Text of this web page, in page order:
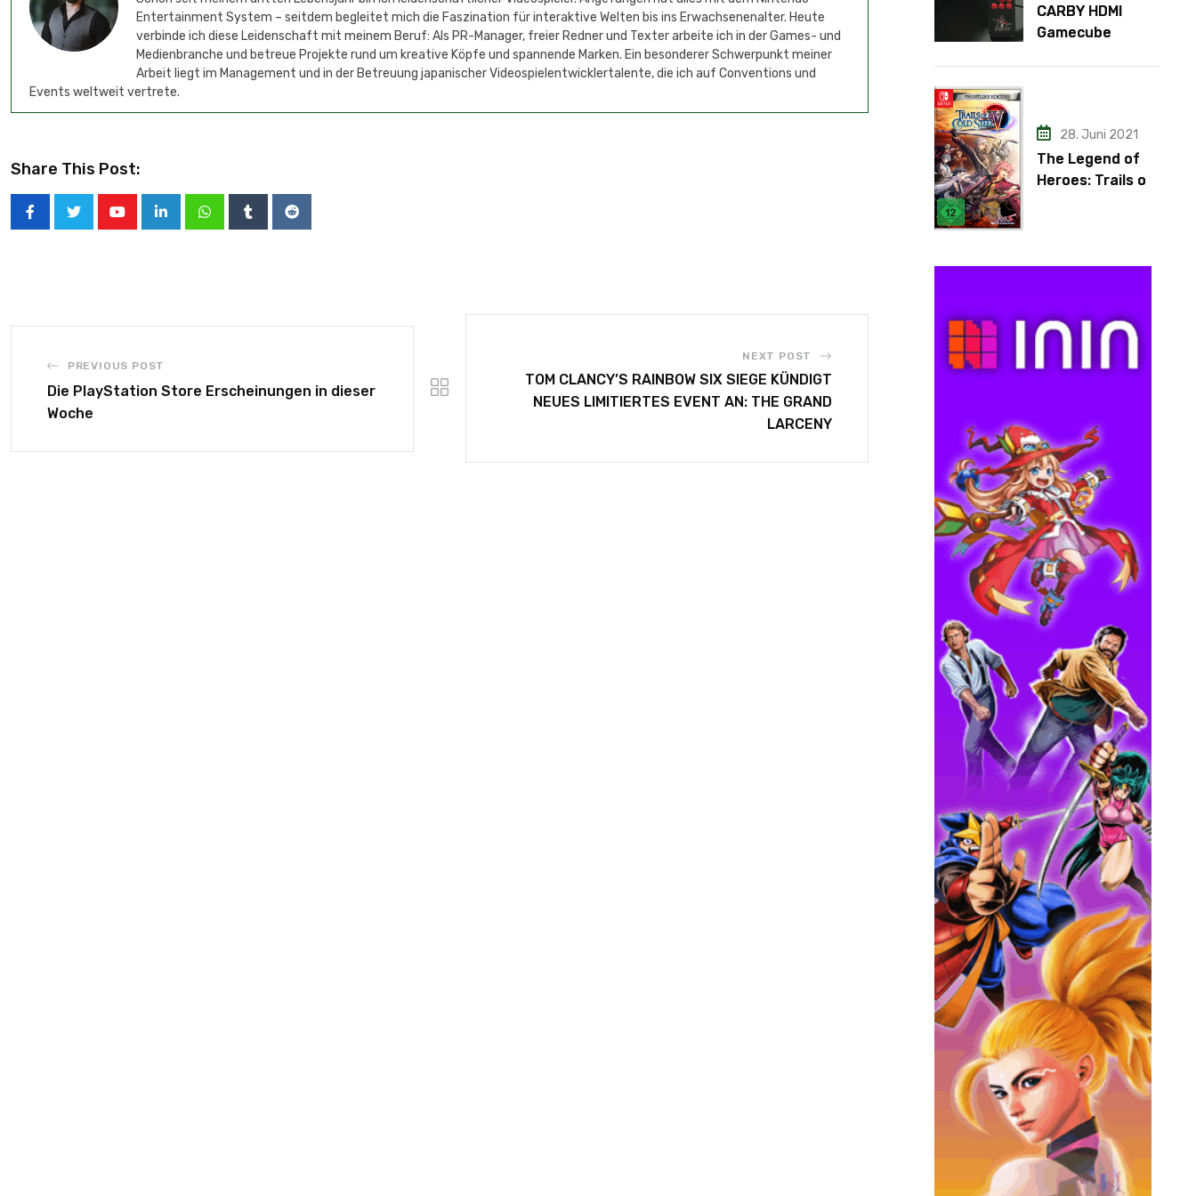
Entertainment System – seitdem begleitet mich die Faszination für interaktive Welten bis ins Erwachsenenalter. Heute
verbinde ich diese Leidenschaft mit meinem Beruf: Als PR-Manager, freier Redner und Texter arbeite ich in der Games- und
Medienbranche und betreue Projekte rund um kreative Köpfe und spannende Marken. Ein besonderer Schwerpunkt meiner
Arbeit liegt im Management und in der Betreuung japanischer Videospielentwicklertalente, die ich auf Conventions und
Events weltweit vertrete.
Share This Post:
PREVIOUS POST
Die PlayStation Store Erscheinungen in dieser
Woche
NEXT POST
TOM CLANCY’S RAINBOW SIX SIEGE KÜNDIGT
NEUES LIMITIERTES EVENT AN: THE GRAND
LARCENY
CARBY HDMI
Gamecube
28. Juni 2021
The Legend of
Heroes: Trails of